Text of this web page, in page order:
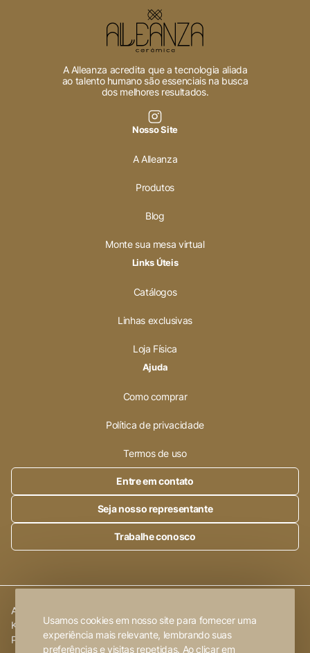
Usamos cookies em nosso site para fornecer uma
experiência mais relevante, lembrando suas
preferências e visitas repetidas. Ao clicar em
A Alleanza acredita que a tecnologia aliada
ao talento humano são essenciais na busca
dos melhores resultados.
Nosso Site
A Alleanza
Produtos
Blog
Monte sua mesa virtual
Links Úteis
Catálogos
Linhas exclusivas
Loja Física
Ajuda
Como comprar
Política de privacidade
Termos de uso
Entre em contato
Seja nosso representante
Trabalhe conosco
Alleanza Cerâmica | CNPJ.:
Km 101,6
Porto Ferreira-SP